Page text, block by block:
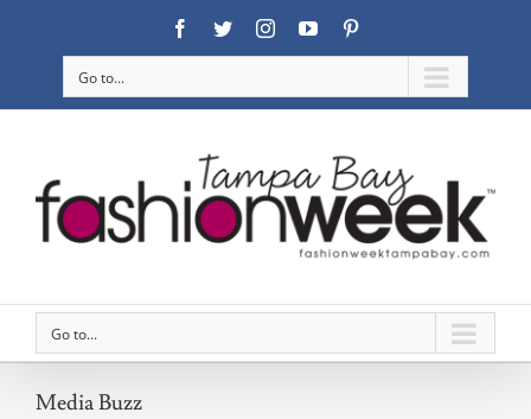
Facebook
TwitterInstagramYouTube
Go to...
Go to...
Media Buzz